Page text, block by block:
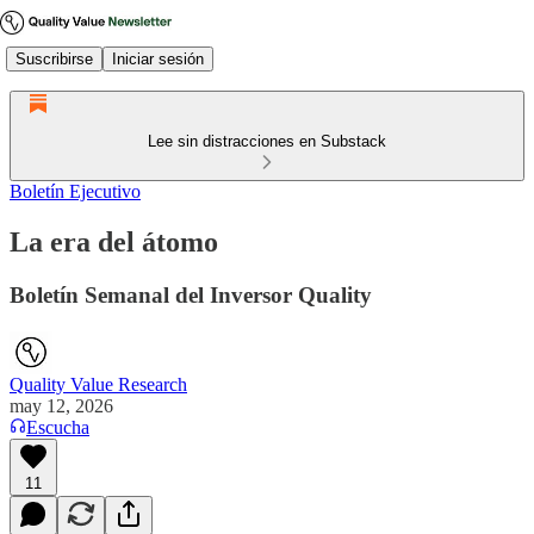
Suscribirse Iniciar sesión
Lee sin distracciones en Substack
Boletín Ejecutivo
La era del átomo
Boletín Semanal del Inversor Quality
Quality Value Research
may 12, 2026
Escucha
11